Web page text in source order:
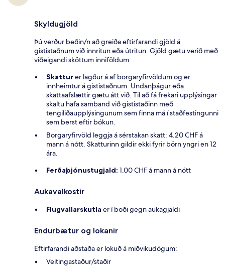
Skyldugjöld
Þú verður beðin/n að greiða eftirfarandi gjöld á
gististaðnum við innritun eða útritun. Gjöld gætu verið með
viðeigandi sköttum inniföldum:
Skatturer lagður á af borgaryfirvöldum og er
innheimtur á gististaðnum. Undanþágur eða
skattaafslættir gætu átt við. Til að fá frekari upplýsingar
skaltu hafa samband við gististaðinn með
tengiliðaupplýsingunum sem finna má í staðfestingunni
sem berst eftir bókun.
Borgaryfirvöld leggja á sérstakan skatt: 4.20 CHF á
mann á nótt. Skatturinn gildir ekki fyrir börn yngri en 12
ára.
Ferðaþjónustugjald: 1.00 CHF á mann á nótt
Aukavalkostir
Flugvallarskutla er í boði gegn aukagjaldi
Endurbætur og lokanir
Eftirfarandi aðstaða er lokuð á miðvikudögum:
Veitingastaður/staðir